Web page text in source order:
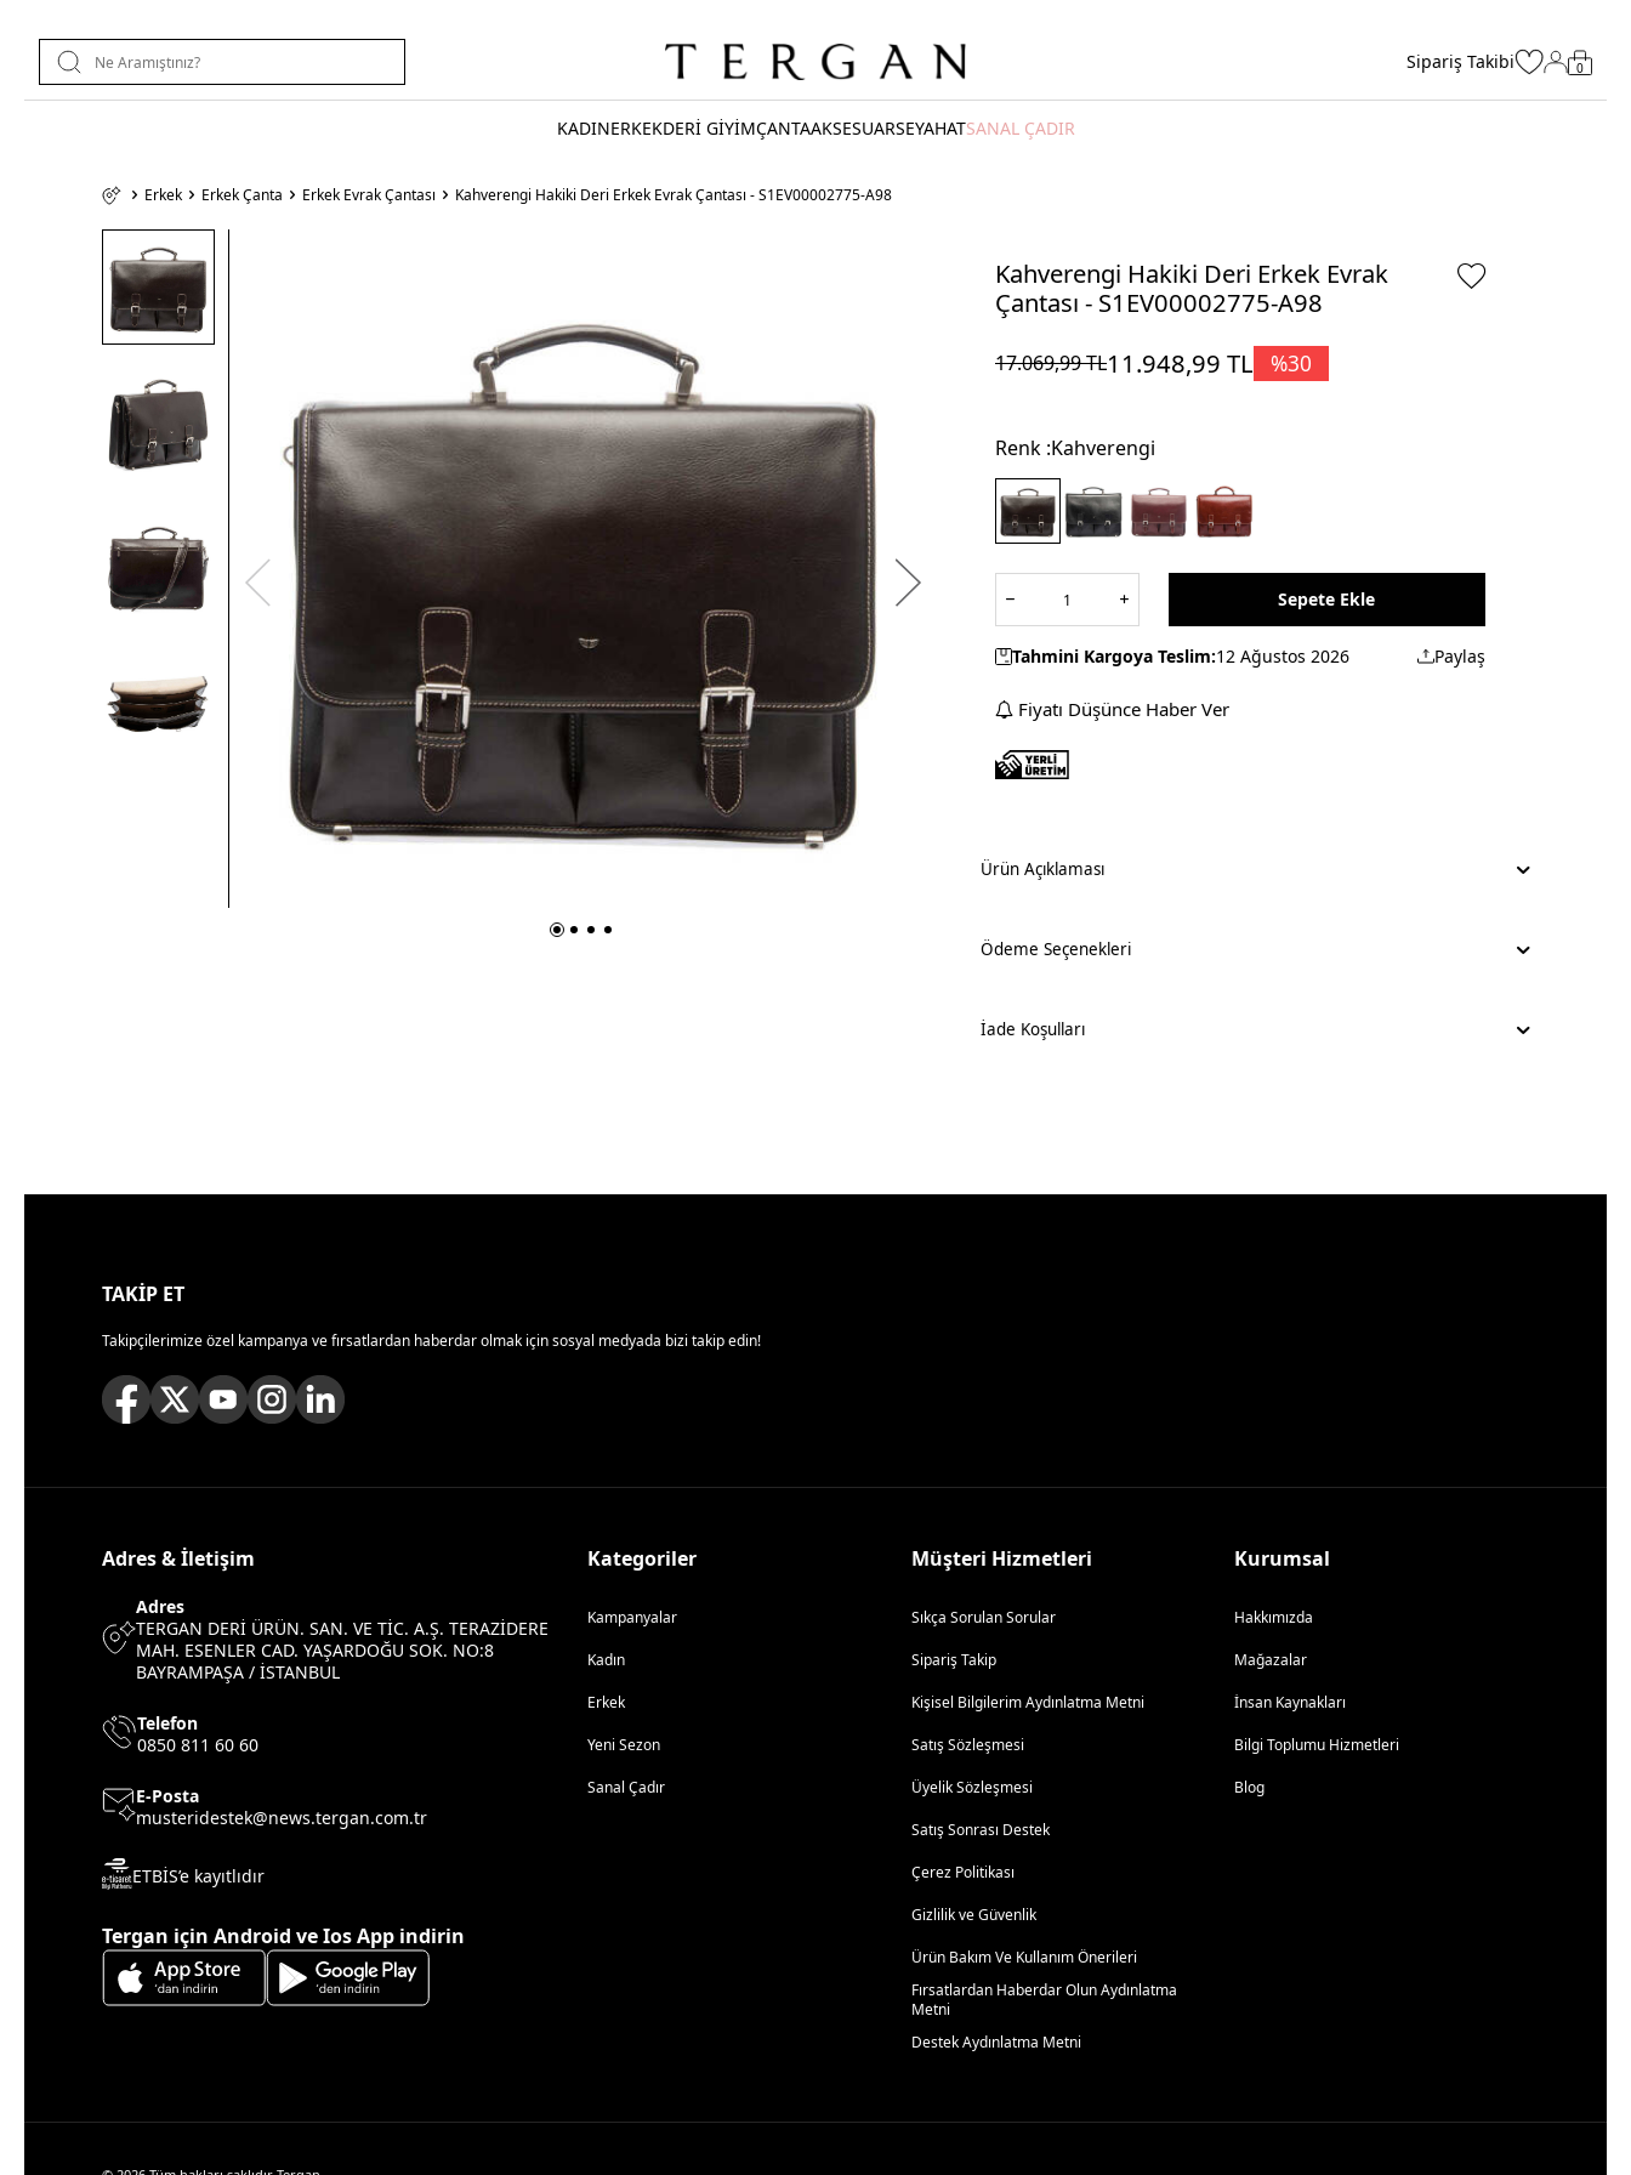
Sipariş Takibi 0
KADINERKEKDERİ GİYİMÇANTAAKSESUARSEYAHATSANAL ÇADIR
Erkek Erkek Çanta Erkek Evrak Çantası Kahverengi Hakiki Deri Erkek Evrak Çantası - S1EV00002775-A98
Kahverengi Hakiki Deri Erkek Evrak
Çantası - S1EV00002775-A98
17.069,99TL11.948,99 TL %30
Renk :Kahverengi
Sepete Ekle
Tahmini Kargoya Teslim:12 Ağustos 2026 Paylaş
Fiyatı Düşünce Haber Ver
Ürün Açıklaması
Ödeme Seçenekleri
İade Koşulları
TAKİP ET
Takipçilerimize özel kampanya ve fırsatlardan haberdar olmak için sosyal medyada bizi takip edin!
Adres & İletişim
Adres
TERGAN DERİ ÜRÜN. SAN. VE TİC. A.Ş. TERAZİDERE
MAH. ESENLER CAD. YAŞARDOĞU SOK. NO:8
BAYRAMPAŞA / İSTANBUL
Telefon
0850 811 60 60
E-Posta
musteridestek@news.tergan.com.tr
ETBİS’e kayıtlıdır
Tergan için Android ve Ios App indirin
Kategoriler
Kampanyalar
Kadın
Erkek
Yeni Sezon
Sanal Çadır
Müşteri Hizmetleri
Sıkça Sorulan Sorular
Sipariş Takip
Kişisel Bilgilerim Aydınlatma Metni
Satış Sözleşmesi
Üyelik Sözleşmesi
Satış Sonrası Destek
Çerez Politikası
Gizlilik ve Güvenlik
Ürün Bakım Ve Kullanım Önerileri
Fırsatlardan Haberdar Olun Aydınlatma
Metni
Destek Aydınlatma Metni
Kurumsal
Hakkımızda
Mağazalar
İnsan Kaynakları
Bilgi Toplumu Hizmetleri
Blog